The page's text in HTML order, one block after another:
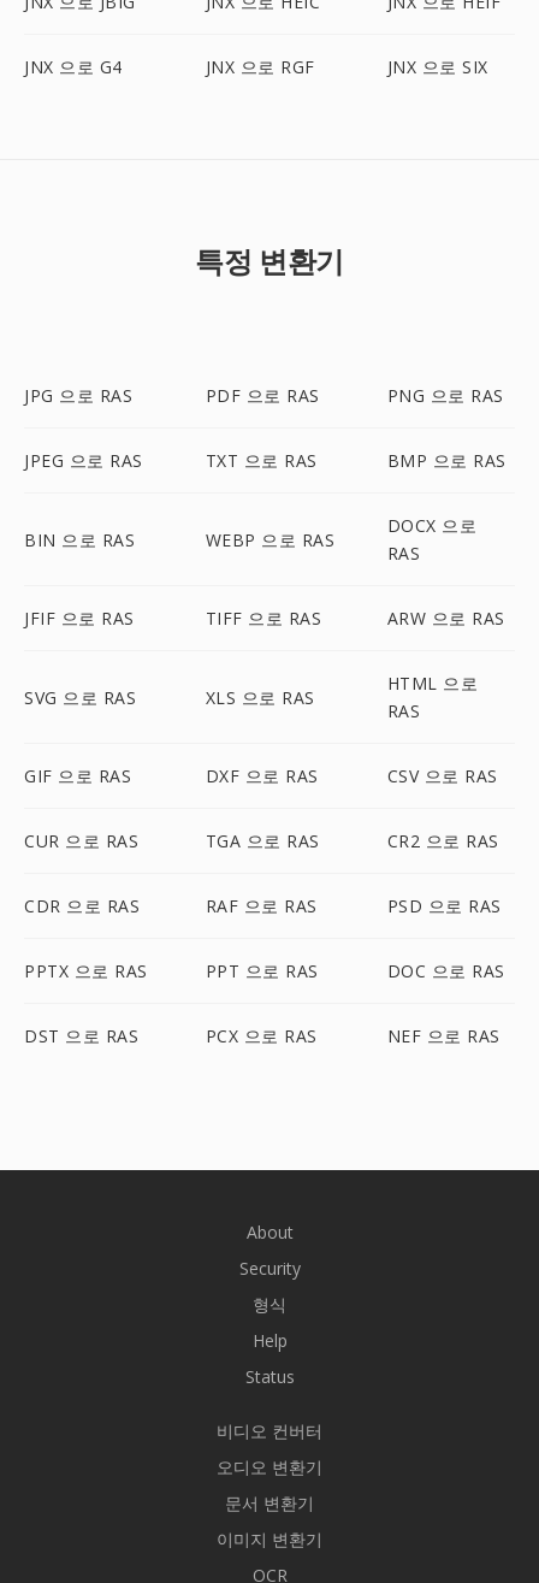
JNX 으로 G4 JNX 으로 RGF JNX 으로 SIX
특정 변환기
JPG 으로 RAS PDF 으로 RAS PNG 으로 RAS
JPEG 으로 RAS TXT 으로 RAS BMP 으로 RAS
BIN 으로 RAS WEBP 으로 RAS
DOCX 으로
RAS
JFIF 으로 RAS TIFF 으로 RAS ARW 으로 RAS
SVG 으로 RAS XLS 으로 RAS
HTML 으로
RAS
GIF 으로 RAS DXF 으로 RAS CSV 으로 RAS
CUR 으로 RAS TGA 으로 RAS CR2 으로 RAS
CDR 으로 RAS RAF 으로 RAS PSD 으로 RAS
PPTX 으로 RAS PPT 으로 RAS DOC 으로 RAS
DST 으로 RAS PCX 으로 RAS NEF 으로 RAS
About
Security
형식
Help
Status
비디오 컨버터
오디오 변환기
문서 변환기
이미지 변환기
OCR